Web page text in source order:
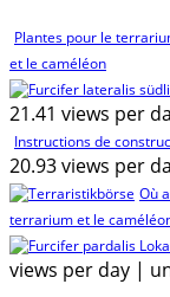
Plantes pour le
et le caméléon
21.41 views per
Instructions de
20.93 views per
Où
terrarium et le
views per day |